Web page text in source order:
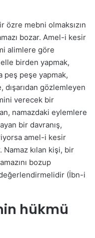
özre mebni olmaksızın
bozar. Amel-i kesir
alimlere göre
birden yapmak,
peşe yapmak,
gözlemleyen
verecek bir
namazdaki eylemlere
bir davranış,
amel-i kesir
kılan kişi, bir
bozup
değerlendirmelidir (İbn-i
hükmü